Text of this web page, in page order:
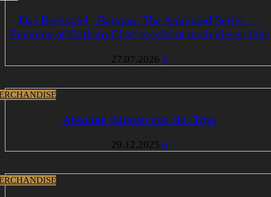
Das Brettspiel „Batman: The Animated Series —
Enemies of Gotham City“ erscheint noch dieses Jahr
27.07.2026 4
Absolute Batman von Hot Toys
29.12.2025 0